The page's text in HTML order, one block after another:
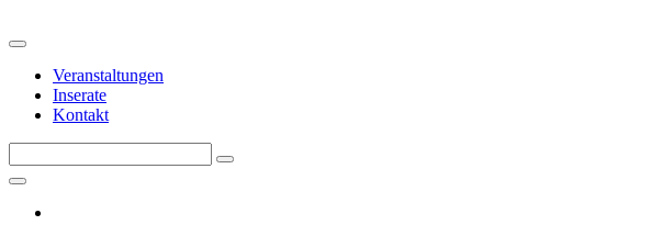
Veranstaltungen
Inserate
Kontakt